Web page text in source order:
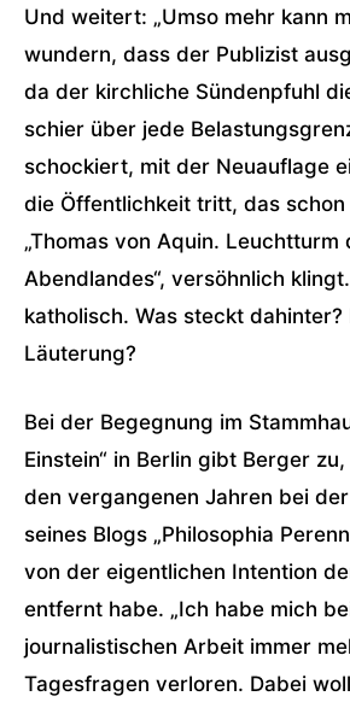
Und weitert: „Umso mehr kann
wundern, dass der Publizist
da der kirchliche Sündenpfuhl
schier über jede
schockiert, mit der Neuauflage
die Öffentlichkeit tritt, das schon
„Thomas von Aquin. Leuchtturm
Abendlandes“, versöhnlich
katholisch. Was steckt
Läuterung?
Bei der Begegnung im
Einstein“ in Berlin gibt Berger
den vergangenen Jahren bei
seines Blogs „Philosophia
von der eigentlichen Intention
entfernt habe. „Ich habe mich
journalistischen Arbeit immer
Tagesfragen verloren. Dabei